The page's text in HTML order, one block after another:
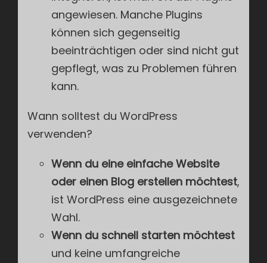
angewiesen. Manche Plugins
können sich gegenseitig
beeinträchtigen oder sind nicht gut
gepflegt, was zu Problemen führen
kann.
Wann solltest du WordPress
verwenden?
Wenn du eine einfache Website
oder einen Blog erstellen möchtest,
ist WordPress eine ausgezeichnete
Wahl.
Wenn du schnell starten möchtest
und keine umfangreiche